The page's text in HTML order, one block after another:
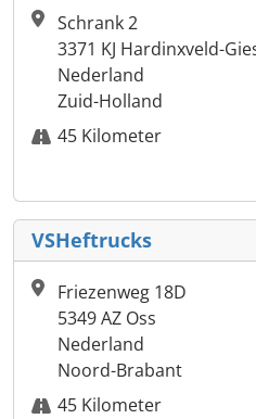
Schrank 2
3371 KJ Hardinxveld-
Nederland
Zuid-Holland
45 Kilometer
VSHeftrucks
Friezenweg 18D
5349 AZ Oss
Nederland
Noord-Brabant
45 Kilometer